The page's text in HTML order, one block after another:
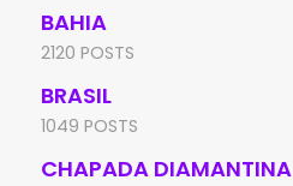
BAHIA
2120 POSTS
BRASIL
1049 POSTS
CHAPADA DIAMANTINA